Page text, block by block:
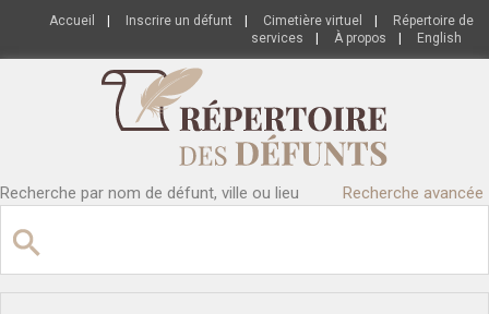
Accueil Inscrire un défunt Cimetière virtuel
Répertoire de
services
À propos English
Recherche par nom de défunt, ville ou lieu Recherche avancée